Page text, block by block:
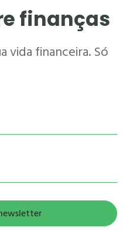
finanças
vida financeira. Só